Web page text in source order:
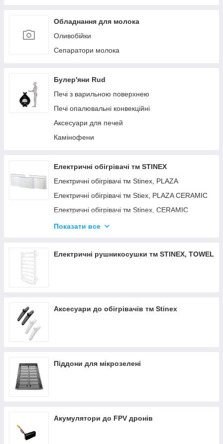
Обладнання для молока
Оливобійки
Сепаратори молока
Булер'яни Rud
Печі з варильною поверхнею
Печі опалювальні конвекційні
Аксесуари для печей
Камінофени
Електричні обігрівачі тм STINEX
Електричні обігрівачі тм Stinex, PLAZA
Електричні обігрівачі тм Stiex, PLAZA CERAMIC
Електричні обігрівачі тм Stinex, CERAMIC
Електричні обігрівачі тм Stinex, COMBIE
Показати все
Електричні рушникосушки тм STINEX, TOWEL
Аксесуари до обігрівачів тм Stinex
Піддони для мікрозелені
Акумулятори до FPV дронів